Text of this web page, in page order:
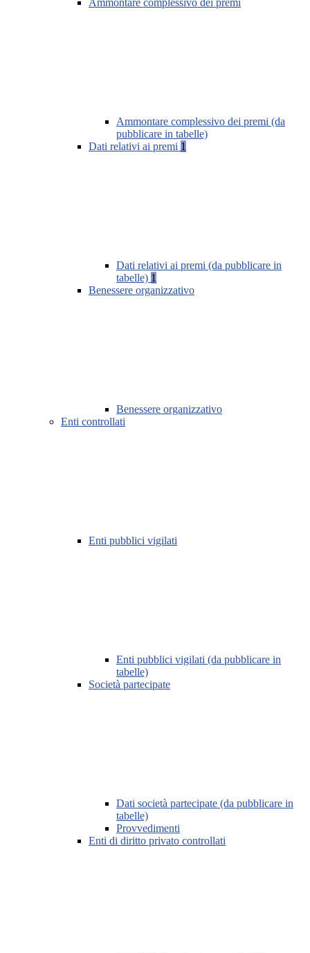
Ammontare complessivo dei premi
Ammontare complessivo dei premi (da
pubblicare in tabelle)
Dati relativi ai premi 1
Dati relativi ai premi (da pubblicare in
tabelle) 1
Benessere organizzativo
Benessere organizzativo
Enti controllati
Enti pubblici vigilati
Enti pubblici vigilati (da pubblicare in
tabelle)
Società partecipate
Dati società partecipate (da pubblicare in
tabelle)
Provvedimenti
Enti di diritto privato controllati